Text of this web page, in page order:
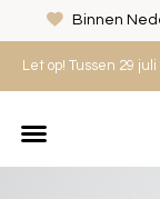
Binnen